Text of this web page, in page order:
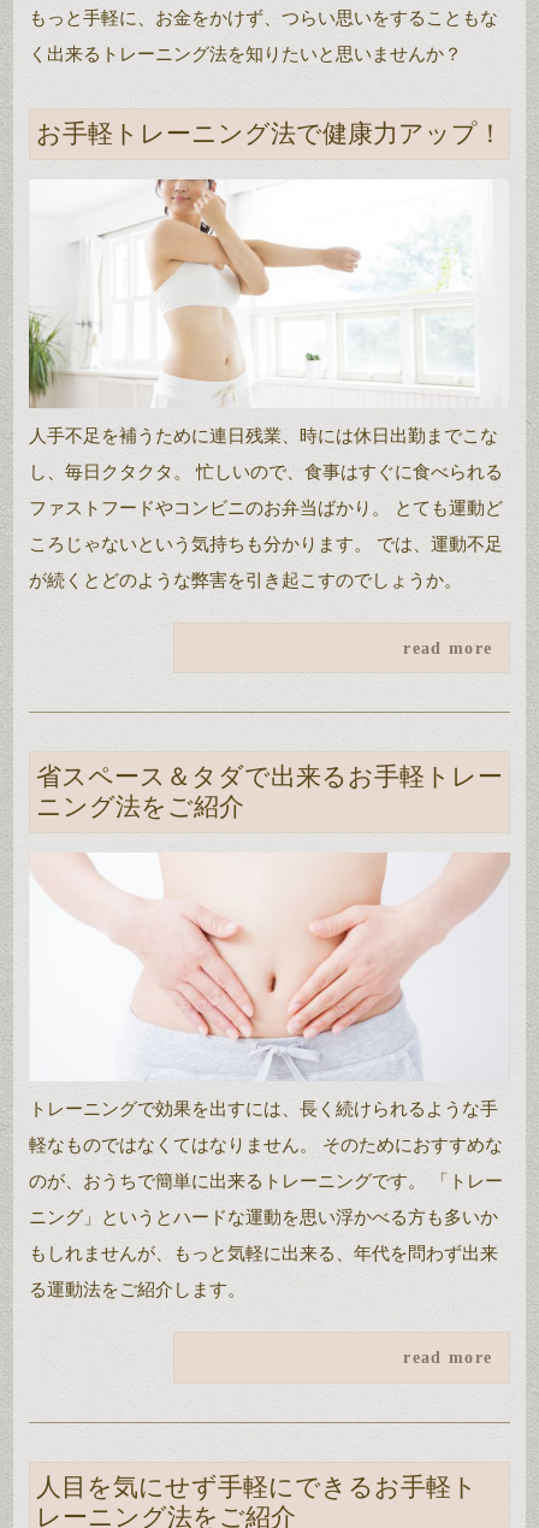
もっと手軽に、お金をかけず、つらい思いをすることもな
く出来るトレーニング法を知りたいと思いませんか？
お手軽トレーニング法で健康力アップ！
人手不足を補うために連日残業、時には休日出勤までこな
し、毎日クタクタ。 忙しいので、食事はすぐに食べられる
ファストフードやコンビニのお弁当ばかり。 とても運動ど
ころじゃないという気持ちも分かります。 では、運動不足
が続くとどのような弊害を引き起こすのでしょうか。
read more
省スペース＆タダで出来るお手軽トレー
ニング法をご紹介
トレーニングで効果を出すには、長く続けられるような手
軽なものではなくてはなりません。 そのためにおすすめな
のが、おうちで簡単に出来るトレーニングです。 「トレー
ニング」というとハードな運動を思い浮かべる方も多いか
もしれませんが、もっと気軽に出来る、年代を問わず出来
る運動法をご紹介します。
read more
人目を気にせず手軽にできるお手軽ト
レーニング法をご紹介